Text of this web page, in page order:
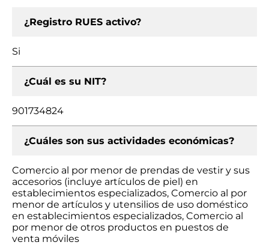
¿Registro RUES activo?
Si
¿Cuál es su NIT?
901734824
¿Cuáles son sus actividades económicas?
Comercio al por menor de prendas de vestir y sus
accesorios (incluye artículos de piel) en
establecimientos especializados, Comercio al por
menor de artículos y utensilios de uso doméstico
en establecimientos especializados, Comercio al
por menor de otros productos en puestos de
venta móviles